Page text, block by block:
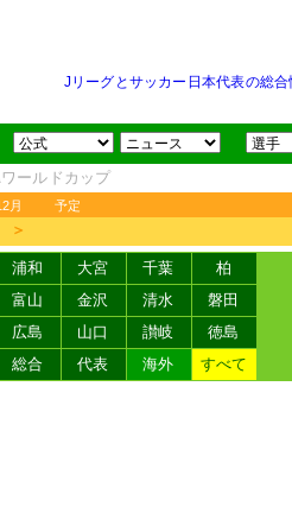
Jリーグとサッカー日本代表の総
ールドカップ
月 予定
＞
浦和 大宮 千葉
柏
富山 金沢 清水
磐田
広島 山口 讃岐
徳島
総合 代表 海外 すべて